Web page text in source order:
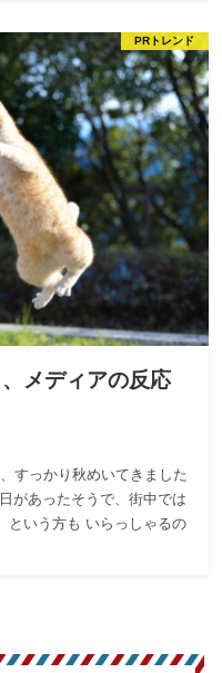
PRトレンド
メディアの反応
すっかり秋めいてきました
があったそうで、街中では
という方も いらっしゃるの